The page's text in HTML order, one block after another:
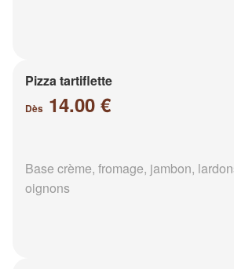
Pizza tartiflette
Dès 14.00 €
Base crème, fromage, jambon,
oignons